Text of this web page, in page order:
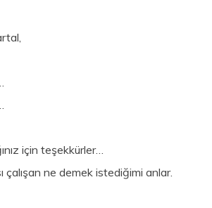
için teşekkürler…
çalışan ne demek istediğimi anlar.